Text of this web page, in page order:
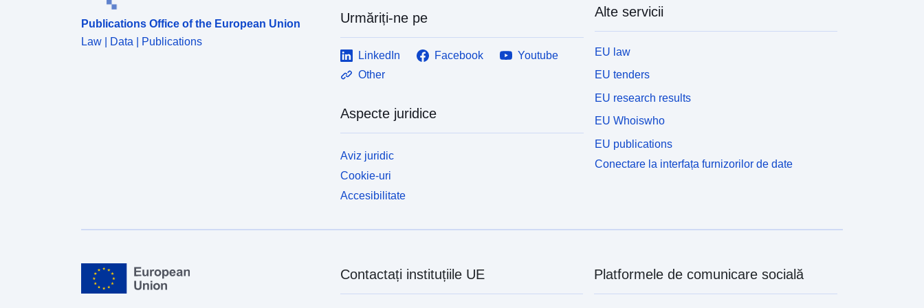
Publications Office of the European Union
Law | Data | Publications
Urmăriți-ne pe
LinkedIn Facebook
Youtube
Other
Aspecte juridice
Aviz juridic
Cookie-uri
Accesibilitate
Alte servicii
EU law
EU tenders
EU research results
EU Whoiswho
EU publications
Conectare la interfața furnizorilor de date
Contactați instituțiile UE Platformele de comunicare socială